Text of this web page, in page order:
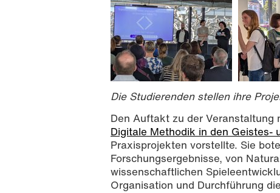
mainzedZWEI26, Foto: Lea Jüngst, CC
Die Studierenden stellen ihre
Den Auftakt zu der Veranstaltung
Digitale Methodik in den Geistes-
Praxisprojekten vorstellte. Sie
Forschungsergebnisse, von
wissenschaftlichen
Organisation und Durchführung